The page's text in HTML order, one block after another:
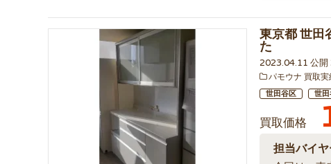
東京都 世田
た
2023.04.11 公
パモウナ 買取実
世田谷区 世田
買取価格
担当バイ